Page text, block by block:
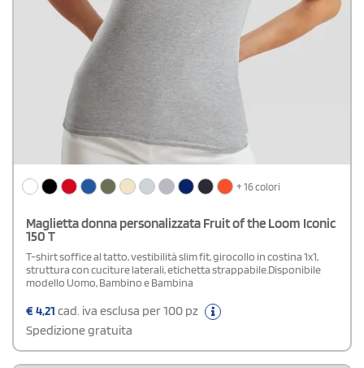
+ 16 colori
Maglietta donna personalizzata Fruit of the Loom Iconic
150 T
T-shirt soffice al tatto, vestibilità slim fit, girocollo in costina 1x1,
struttura con cuciture laterali, etichetta strappabile.Disponibile
modello Uomo, Bambino e Bambina
€4,21 cad. iva esclusa per 100 pz
Spedizione gratuita